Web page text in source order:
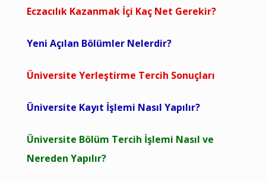
Eczacılık Kazanmak İçi Kaç Net Gerekir?
Yeni Açılan Bölümler Nelerdir?
Üniversite Yerleştirme Tercih Sonuçları
Üniversite Kayıt İşlemi Nasıl Yapılır?
Üniversite Bölüm Tercih İşlemi Nasıl ve
Nereden Yapılır?